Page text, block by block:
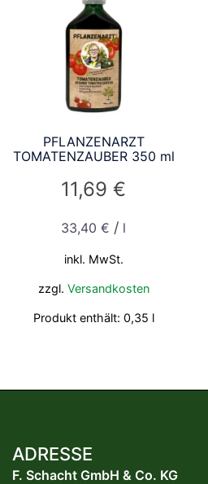
PFLANZENARZT
TOMATENZAUBER 350 ml
11,69€
33,40€ / l
inkl. MwSt.
zzgl. Versandkosten
Produkt enthält: 0,35 l
ADRESSE
F. Schacht GmbH & Co. KG